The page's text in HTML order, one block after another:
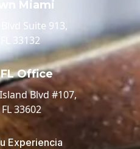
Miami
Blvd Suite 913,
33132
Office
Blvd #107,
33602
Experiencia